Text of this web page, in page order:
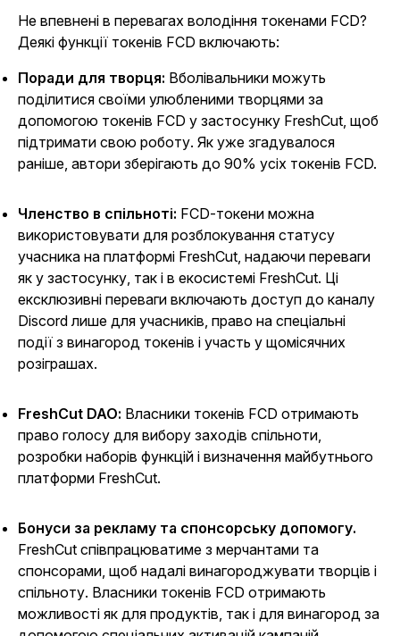
Не впевнені в перевагах володіння токенами FCD?
Деякі функції токенів FCD включають:
Поради для творця: Вболівальники можуть
поділитися своїми улюбленими творцями за
допомогою токенів FCD у застосунку FreshCut, щоб
підтримати свою роботу. Як уже згадувалося
раніше, автори зберігають до 90% усіх токенів FCD.
Членство в спільноті: FCD-токени можна
використовувати для розблокування статусу
учасника на платформі FreshCut, надаючи переваги
як у застосунку, так і в екосистемі FreshCut. Ці
ексклюзивні переваги включають доступ до каналу
Discord лише для учасників, право на спеціальні
події з винагород токенів і участь у щомісячних
розіграшах.
FreshCut DAO: Власники токенів FCD отримають
право голосу для вибору заходів спільноти,
розробки наборів функцій і визначення майбутнього
платформи FreshCut.
Бонуси за рекламу та спонсорську допомогу.
FreshCut співпрацюватиме з мерчантами та
спонсорами, щоб надалі винагороджувати творців і
спільноту. Власники токенів FCD отримають
можливості як для продуктів, так і для винагород за